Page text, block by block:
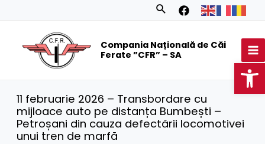
Search
Compania Națională de Căi
Ferate ”CFR” – SA
11 februarie 2026 – Transbordare cu
mijloace auto pe distanța Bumbești –
Petroșani din cauza defectării locomotivei
unui tren de marfă